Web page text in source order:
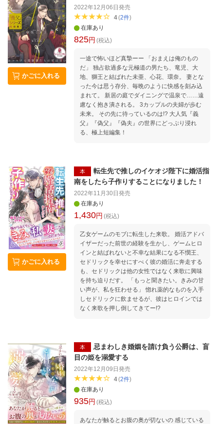
りーー。 エッチ好き（処女）エロ小説家×イケ
メンゆえに拗らせ童貞司書さんの全読者性癖ぶ
っ刺さりのエロラブコメディ！
かごに入れる
2022年12月06日発売
4(2件)
在庫あり
825円 (税込)
一途で怖いほど真摯ーー 「おまえは俺のもの
だ」 独占欲過多な元極道の男たち、竜児、大
地、獅王と結ばれた未亜、心花、環奈。 妻とな
った今は思う存分、毎晩のように快感を刻み込
まれて。 新居の庭でダイニングで温泉で……遠
慮なく抱き潰される。 3カップルの夫婦が歩む
未来。 その先に待っているのは!? 大人気『義
父』『偽父』『偽夫』の世界にどっぷり浸れ
る、極上短編集！
かごに入れる
本
転生先で推しのイケオジ陛下に婚活指
南をしたら子作りすることになりました！
2022年11月30日発売
在庫あり
1,430円 (税込)
乙女ゲームのモブに転生した来歌。 婚活アドバ
イザーだった前世の経験を生かし、ゲームヒロ
インと結ばれないと不幸な結果になる不憫王、
セドリックを幸せにすべく彼の婚活に奔走する
も、セドリックは他の女性ではなく来歌に興味
を持ち迫りだす。 「もっと聞きたい。きみの甘
い声が、私を狂わせる」 惚れ薬的なものを入手
しセドリックに飲ませるが、彼はヒロインでは
なく来歌を押し倒してきてー!?
本
忌まわしき婚姻を請け負う公爵は、盲
目の姫を溺愛する
2022年12月09日発売
4(2件)
在庫あり
935円 (税込)
あなたが触るとお腹の奥が切ないの 感じている